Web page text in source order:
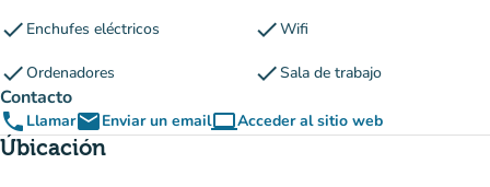
check Enchufes eléctricos checkWifi
checkOrdenadores checkSala de trabajo
Contacto
phone LlamaremailEnviar un emailcomputerAcceder al sitio web
(nueva pestaña)
Úbicación